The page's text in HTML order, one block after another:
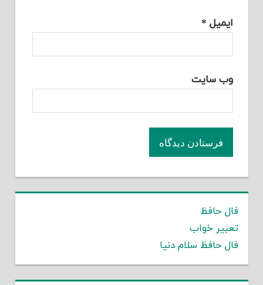
ایمیل *
وب‌ سایت
فال حافظ
تعبیر خواب
فال حافظ سلام دنیا